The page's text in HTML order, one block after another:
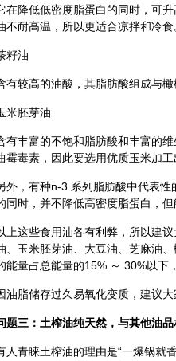
在降低低密度脂蛋白的同时，可
不耐高温，所以更适合凉拌和冷食
籽油
有较高的油酸，其脂肪酸组成与
米胚芽油
有丰富的不饱和脂肪酸和丰富的
霉毒素，因此要选用优质玉米加工
外，有种n-3 系列脂肪酸中代表性
同时，并不降低高密度脂蛋白，
上这些食用油各有利弊，所以建
、玉米胚芽油、大豆油、芝麻油
能量占总能量的15% ～ 30%以下
油脂储存过久易氧化变质，建议
题三：土榨油纯天然，与其他油品
人青睐土榨油的理由是“一爆锅就